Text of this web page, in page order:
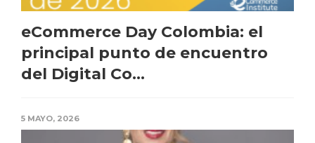
eCommerce Day Colombia: el
principal punto de encuentro
del Digital Co...
5 MAYO, 2026